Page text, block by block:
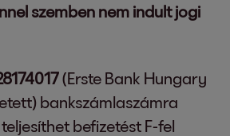
szemben nem indult jogi
(Erste Bank Hungary
bankszámlaszámra
befizetést F-fel